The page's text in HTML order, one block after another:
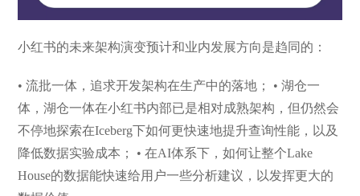
小红书的未来架构演变预计和业内发展方向是趋同的：
• 流批一体，追求开发架构在生产中的落地； • 湖仓一
体，湖仓一体在小红书内部已是相对成熟架构，但仍然会
不停地探索在Iceberg下如何更快速地提升查询性能，以及
降低数据实验成本； • 在AI体系下，如何让整个Lake
House的数据能快速给用户一些分析建议，以发挥更大的